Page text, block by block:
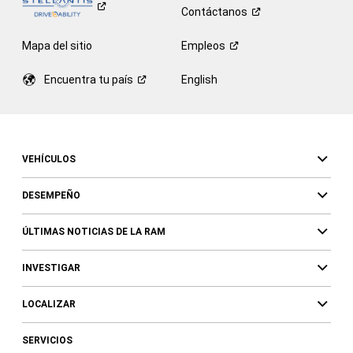
Contáctanos
Mapa del sitio Empleos
Encuentra tu país English
VEHÍCULOS
DESEMPEÑO
ÚLTIMAS NOTICIAS DE LA RAM
INVESTIGAR
LOCALIZAR
SERVICIOS